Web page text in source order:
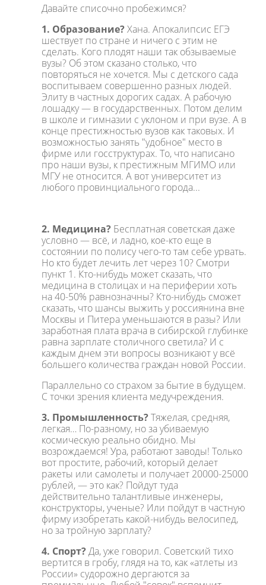
Давайте списочно пробежимся?
1. Образование?Хана. Апокалипсис ЕГЭ
шествует по стране и ничего с этим не
сделать. Кого плодят наши так обзываемые
вузы? Об этом сказано столько, что
повторяться не хочется. Мы с детского сада
воспитываем совершенно разных людей.
Элиту в частных дорогих садах. А рабочую
лошадку — в государственных. Потом делим
в школе и гимназии с уклоном и при вузе. А в
конце престижностью вузов как таковых. И
возможностью занять "удобное" место в
фирме или госструктурах. То, что написано
про наши вузы, к престижным МГИМО или
МГУ не относится. А вот университет из
любого провинциального города...
2. Медицина? Бесплатная советская даже
условно — всё, и ладно, кое-кто еще в
состоянии по полису чего-то там себе урвать.
Но кто будет лечить лет через 10? Смотри
пункт 1. Кто-нибудь может сказать, что
медицина в столицах и на периферии хоть
на 40-50% равнозначны? Кто-нибудь сможет
сказать, что шансы выжить у россиянина вне
Москвы и Питера уменьшаются в разы? Или
заработная плата врача в сибирской глубинке
равна зарплате столичного светила? И с
каждым днем эти вопросы возникают у всё
большего количества граждан новой России.
Параллельно со страхом за бытие в будущем.
С точки зрения клиента медучреждения.
3. Промышленность?Тяжелая, средняя,
легкая… По-разному, но за убиваемую
космическую реально обидно. Мы
возрождаемся! Ура, работают заводы! Только
вот простите, рабочий, который делает
ракеты или самолеты и получает 20000-25000
рублей, — это как? Пойдут туда
действительно талантливые инженеры,
конструкторы, ученые? Или пойдут в частную
фирму изобретать какой-нибудь велосипед,
но за тройную зарплату?
4. Спорт?Да, уже говорил. Советский тихо
вертится в гробу, глядя на то, как «атлеты из
России» судорожно дергаются за